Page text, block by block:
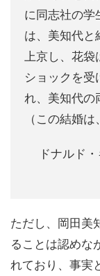
に同志社の学
は、美知代と
上京し、花袋
ショックを受
れ、美知代の
（この結婚
ドナルド
ただし、岡田美
ることは認めな
れており、事実